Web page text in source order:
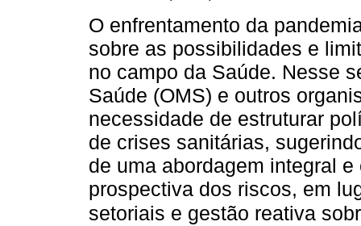
O enfrentamento da
sobre as possibilidades e
no campo da Saúde. Nesse
Saúde (OMS) e outros
necessidade de estruturar
de crises sanitárias,
de uma abordagem integral
prospectiva dos riscos, em
setoriais e gestão reativa